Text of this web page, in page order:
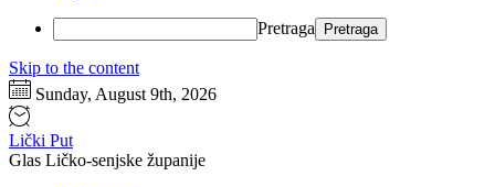
Pretraga
Skip to the content
Sunday, August 9th, 2026
Lički Put
Glas Ličko-senjske županije